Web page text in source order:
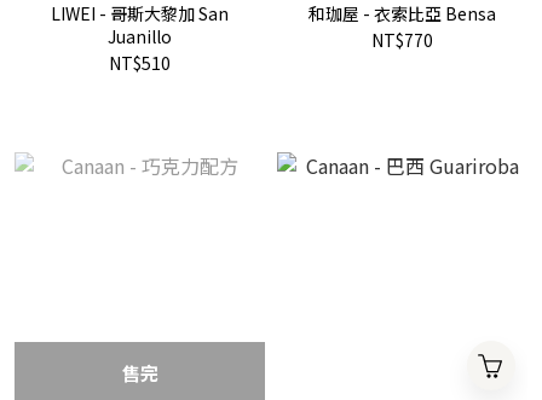
LIWEI - 哥斯大黎加 San
Juanillo
NT$510
和珈屋 - 衣索比亞 Bensa
NT$770
售完